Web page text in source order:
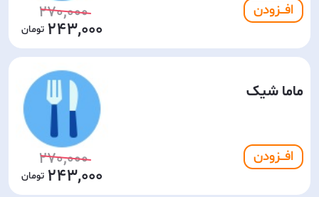
افـــزودن 270,000
243,000
ماما شیک
افـــزودن 270,000
243,000